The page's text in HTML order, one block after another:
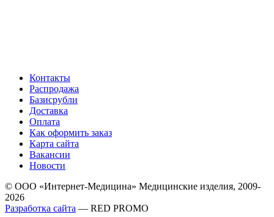
Контакты
Распродажа
Базисрубли
Доставка
Оплата
Как оформить заказ
Карта сайта
Вакансии
Новости
© ООО «Интернет-Медицина» Медицинские изделия, 2009-
2026
Разработка сайта — RED PROMO